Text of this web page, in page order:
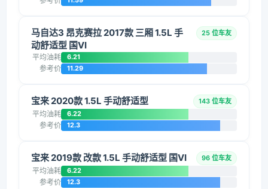
马自达3 昂克赛拉 2017款 三厢 1.5L 手
动舒适型 国VI
25 位车友
平均油耗 6.21
参考价 11.29
宝来 2020款 1.5L 手动舒适型 143 位车友
平均油耗 6.22
参考价 12.3
宝来 2019款 改款 1.5L 手动舒适型 国VI 96 位车友
平均油耗 6.22
参考价 12.3